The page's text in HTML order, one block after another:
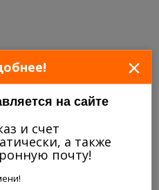
×
на сайте
и счет
а также
почту!